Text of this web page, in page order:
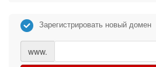
Зарегистрировать новый домен
www.